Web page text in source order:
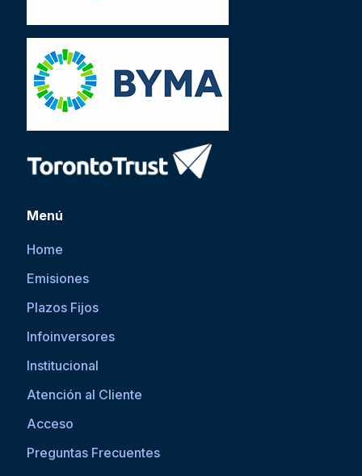
Menú
Home
Emisiones
Plazos Fijos
Infoinversores
Institucional
Atención al Cliente
Acceso
Preguntas Frecuentes